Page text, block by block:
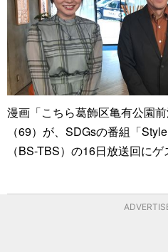
漫画「こちら葛飾区亀有公園
（69）が、SDGsの番組「
（BS-TBS）の16日放送回にゲ